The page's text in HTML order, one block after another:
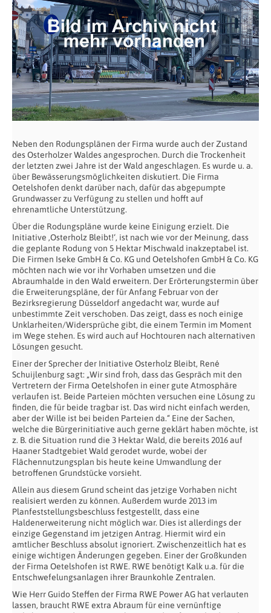
Neben den Rodungsplänen der Firma wurde auch der Zustand
des Osterholzer Waldes angesprochen. Durch die Trockenheit
der letzten zwei Jahre ist der Wald angeschlagen. Es wurde u. a.
über Bewässerungsmöglichkeiten diskutiert. Die Firma
Oetelshofen denkt darüber nach, dafür das abgepumpte
Grundwasser zu Verfügung zu stellen und hofft auf
ehrenamtliche Unterstützung.
Über die Rodungspläne wurde keine Einigung erzielt. Die
Initiative ‚Osterholz Bleibt!‘, ist nach wie vor der Meinung, dass
die geplante Rodung von 5 Hektar Mischwald inakzeptabel ist.
Die Firmen Iseke GmbH & Co. KG und Oetelshofen GmbH & Co. KG
möchten nach wie vor ihr Vorhaben umsetzen und die
Abraumhalde in den Wald erweitern. Der Erörterungstermin über
die Erweiterungspläne, der für Anfang Februar von der
Bezirksregierung Düsseldorf angedacht war, wurde auf
unbestimmte Zeit verschoben. Das zeigt, dass es noch einige
Unklarheiten/Widersprüche gibt, die einem Termin im Moment
im Wege stehen. Es wird auch auf Hochtouren nach alternativen
Lösungen gesucht.
Einer der Sprecher der Initiative Osterholz Bleibt, René
Schuijlenburg sagt: „Wir sind froh, dass das Gespräch mit den
Vertretern der Firma Oetelshofen in einer gute Atmosphäre
verlaufen ist. Beide Parteien möchten versuchen eine Lösung zu
finden, die für beide tragbar ist. Das wird nicht einfach werden,
aber der Wille ist bei beiden Parteien da.“ Eine der Sachen,
welche die Bürgerinitiative auch gerne geklärt haben möchte, ist
z. B. die Situation rund die 3 Hektar Wald, die bereits 2016 auf
Haaner Stadtgebiet Wald gerodet wurde, wobei der
Flächennutzungsplan bis heute keine Umwandlung der
betroffenen Grundstücke vorsieht.
Allein aus diesem Grund scheint das jetzige Vorhaben nicht
realisiert werden zu können. Außerdem wurde 2013 im
Planfeststellungsbeschluss festgestellt, dass eine
Haldenerweiterung nicht möglich war. Dies ist allerdings der
einzige Gegenstand im jetzigen Antrag. Hiermit wird ein
amtlicher Beschluss absolut ignoriert. Zwischenzeitlich hat es
einige wichtigen Änderungen gegeben. Einer der Großkunden
der Firma Oetelshofen ist RWE. RWE benötigt Kalk u.a. für die
Entschwefelungsanlagen ihrer Braunkohle Zentralen.
Wie Herr Guido Steffen der Firma RWE Power AG hat verlauten
lassen, braucht RWE extra Abraum für eine vernünftige